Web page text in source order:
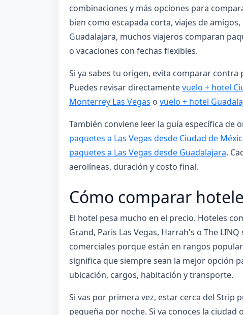
combinaciones y más opciones para
bien como escapada corta, viajes de
Guadalajara, muchos viajeros comparan
o vacaciones con fechas flexibles.
Si ya sabes tu origen, evita comparar
Puedes revisar directamentevuelo + hotel
Monterrey Las Vegas o vuelo + hotel
También conviene leer la guía específica de
paquetes a Las Vegas desde Ciudad de
paquetes a Las Vegas desde Guadalajara.
aerolíneas, duración y costo final.
Cómo comparar
El hotel pesa mucho en el precio. Hoteles
Grand, Paris Las Vegas, Harrah's o The
comerciales porque están en rangos
significa que siempre sean la mejor opción
ubicación, cargos, habitación y transporte.
Si vas por primera vez, estar cerca del Strip
pequeña por noche. Si ya conoces la